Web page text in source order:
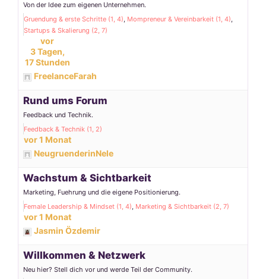
Von der Idee zum eigenen Unternehmen.
Gruendung & erste Schritte (1, 4) Mompreneur & Vereinbarkeit (1, 4)
Startups & Skalierung (2, 7)
vor
3 Tagen,
17 Stunden
FreelanceFarah
Rund ums Forum
Feedback und Technik.
Feedback & Technik (1, 2)
vor 1 Monat
NeugruenderinNele
Wachstum & Sichtbarkeit
Marketing, Fuehrung und die eigene Positionierung.
Female Leadership & Mindset (1, 4) Marketing & Sichtbarkeit (2, 7)
vor 1 Monat
Jasmin Özdemir
Willkommen & Netzwerk
Neu hier? Stell dich vor und werde Teil der Community.